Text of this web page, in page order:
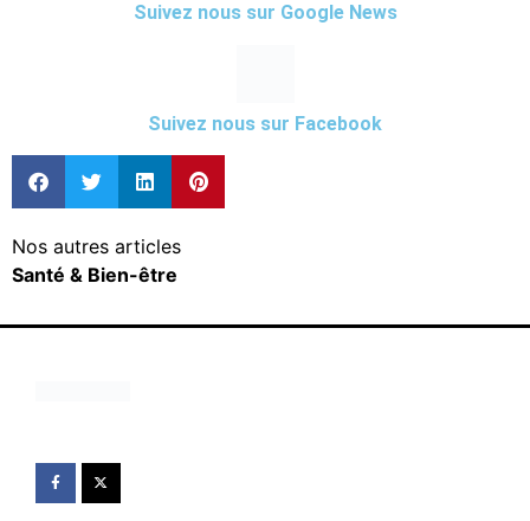
Suivez nous sur Google News
Suivez nous sur Facebook
Nos autres articles
Santé & Bien-être